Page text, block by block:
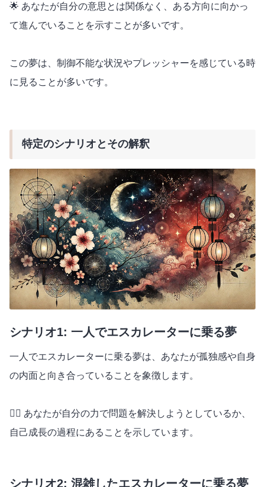
🌟 あなたが自分の意思とは関係なく、ある方向に向かっ
て進んでいることを示すことが多いです。
この夢は、制御不能な状況やプレッシャーを感じている時
に見ることが多いです。
特定のシナリオとその解釈
シナリオ1: 一人でエスカレーターに乗る夢
一人でエスカレーターに乗る夢は、あなたが孤独感や自身
の内面と向き合っていることを象徴します。
🕵️‍♂️ あなたが自分の力で問題を解決しようとしているか、
自己成長の過程にあることを示しています。
シナリオ2: 混雑したエスカレーターに乗る夢